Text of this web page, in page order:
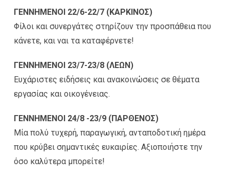
ΓΕΝΝΗΜΕΝΟΙ 22/6-22/7 (ΚΑΡΚΙΝΟΣ)
Φίλοι και συνεργάτες στηρίζουν την προσπάθεια που
κάνετε, και ναι τα καταφέρνετε!
ΓΕΝΝΗΜΕΝΟΙ 23/7-23/8 (ΛΕΩΝ)
Ευχάριστες ειδήσεις και ανακοινώσεις σε θέματα
εργασίας και οικογένειας.
ΓΕΝΝΗΜΕΝΟΙ 24/8 -23/9 (ΠΑΡΘΕΝΟΣ)
Μία πολύ τυχερή, παραγωγική, ανταποδοτική ημέρα
που κρύβει σημαντικές ευκαιρίες. Αξιοποιήστε την
όσο καλύτερα μπορείτε!